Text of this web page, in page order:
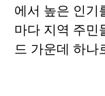
에서 높은 인기
마다 지역 주민
드 가운데 하나